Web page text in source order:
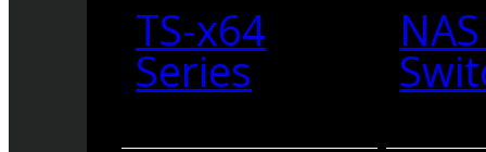
TS-x64
Series